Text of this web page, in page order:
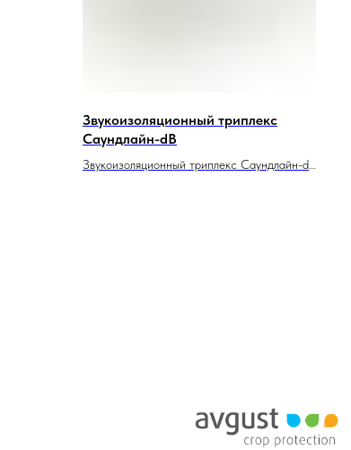
Звукоизоляционный триплекс
Саундлайн-dB
Звукоизоляционный триплекс Саундлайн-dB
Установка звукоизоляционного триплекса
Саундлайн-dB проста и не требует